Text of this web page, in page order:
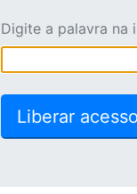
Digite a palavra na